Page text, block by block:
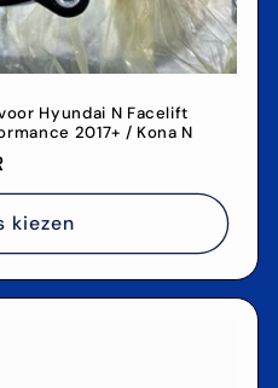
Hyundai N Facelift
2017+ / Kona N
kiezen